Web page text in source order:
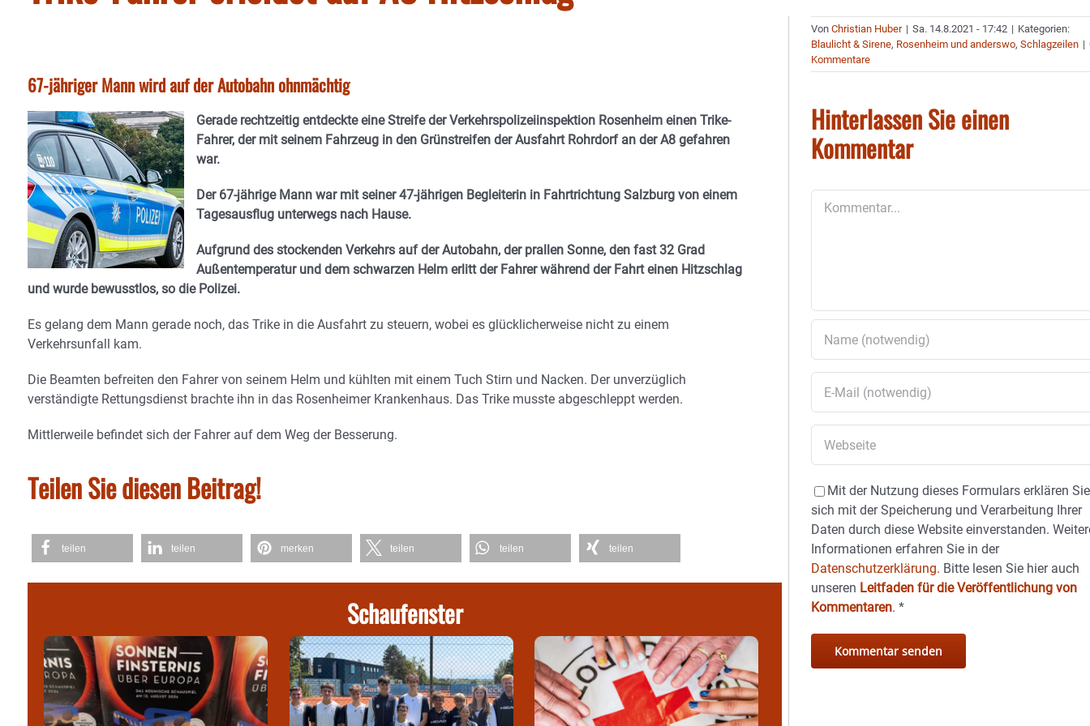
67-jähriger Mann wird auf der Autobahn ohnmächtig
Gerade rechtzeitig entdeckte eine Streife der Verkehrspolizeiinspektion Rosenheim einen Trike-
Fahrer, der mit seinem Fahrzeug in den Grünstreifen der Ausfahrt Rohrdorf an der A8 gefahren
war.
Der 67-jährige Mann war mit seiner 47-jährigen Begleiterin in Fahrtrichtung Salzburg von einem
Tagesausflug unterwegs nach Hause.
Aufgrund des stockenden Verkehrs auf der Autobahn, der prallen Sonne, den fast 32 Grad
Außentemperatur und dem schwarzen Helm erlitt der Fahrer während der Fahrt einen Hitzschlag
und wurde bewusstlos, so die Polizei.
Es gelang dem Mann gerade noch, das Trike in die Ausfahrt zu steuern, wobei es glücklicherweise nicht zu einem
Verkehrsunfall kam.
Die Beamten befreiten den Fahrer von seinem Helm und kühlten mit einem Tuch Stirn und Nacken. Der unverzüglich
verständigte Rettungsdienst brachte ihn in das Rosenheimer Krankenhaus. Das Trike musste abgeschleppt werden.
Mittlerweile befindet sich der Fahrer auf dem Weg der Besserung.
Teilen Sie diesen Beitrag!
teilen teilen merken teilen teilen teilen
Schaufenster
VonChristian Huber | Sa. 14.8.2021 - 17:42 | Kategorien:
Blaulicht & Sirene, Rosenheim und anderswo,Schlagzeilen |
Kommentare
Hinterlassen Sie einen
Kommentar
Mit der Nutzung dieses Formulars erklären Sie
sich mit der Speicherung und Verarbeitung Ihrer
Daten durch diese Website einverstanden.
Informationen erfahren Sie in der
Datenschutzerklärung. Bitte lesen Sie hier auch
unseren Leitfaden für die Veröffentlichung von
Kommentaren.*